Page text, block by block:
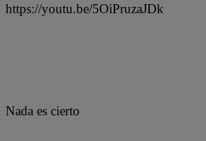
https://youtu.be/5OiPruzaJDk
Nada es cierto